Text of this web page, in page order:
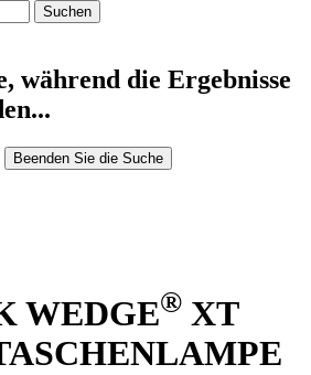
während die Ergebnisse
Beenden Sie die Suche
WEDGE® XT